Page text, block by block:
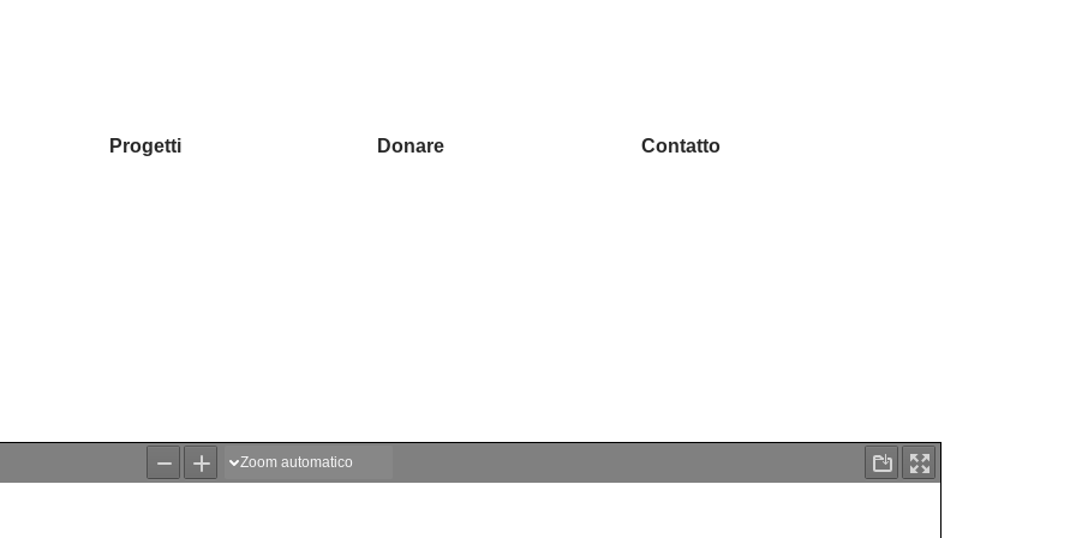
Progetti Donare Contatto